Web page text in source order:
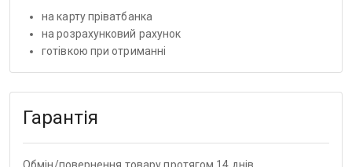
на карту пріватбанка
на розрахунковий рахунок
готівкою при отриманні
Гарантія
Обмін/повернення товару протягом 14 днів